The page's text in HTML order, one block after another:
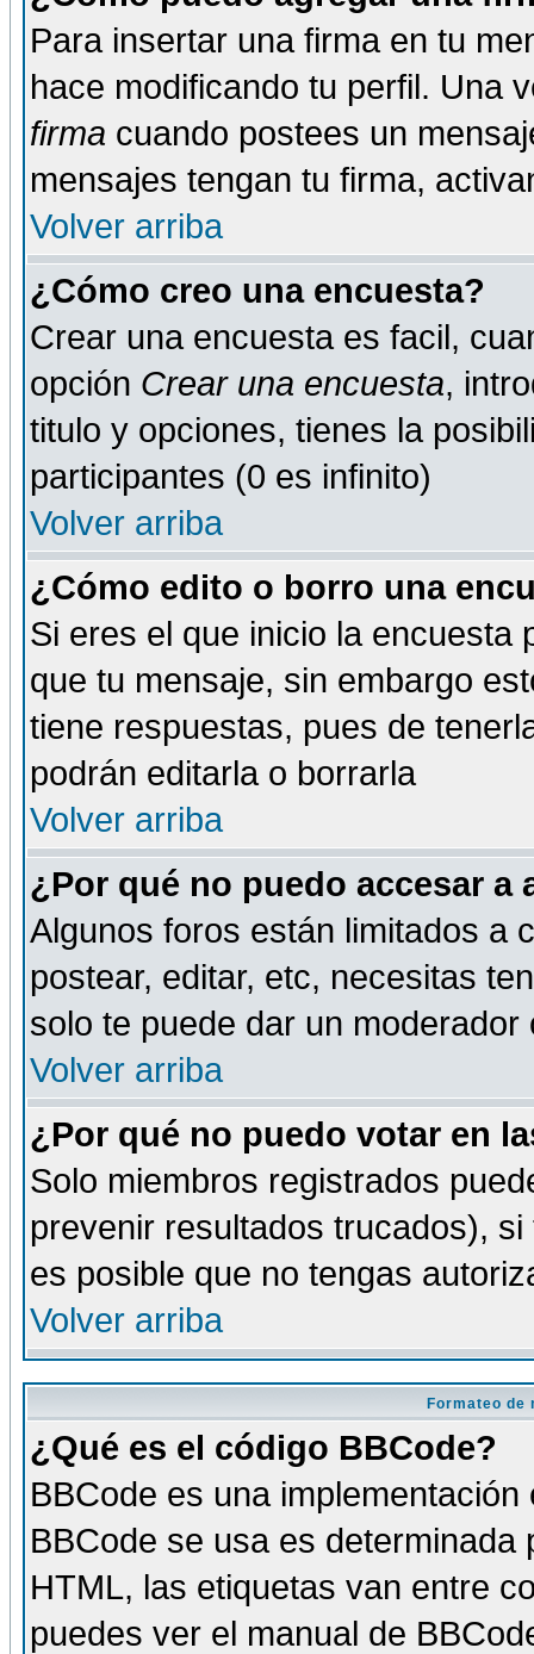
Para insertar una firma en tu
hace modificando tu perfil. Una
firma cuando postees un
mensajes tengan tu firma,
Volver arriba
¿Cómo creo una encuesta?
Crear una encuesta es facil,
opción Crear una encuesta,
titulo y opciones, tienes la
participantes (0 es infinito)
Volver arriba
¿Cómo edito o borro una
Si eres el que inicio la encuesta
que tu mensaje, sin embargo
tiene respuestas, pues de
podrán editarla o borrarla
Volver arriba
¿Por qué no puedo accesar a
Algunos foros están limitados a
postear, editar, etc, necesitas
solo te puede dar un
Volver arriba
¿Por qué no puedo votar en
Solo miembros registrados
prevenir resultados trucados),
es posible que no tengas
Volver arriba
Formateo de
¿Qué es el código BBCode?
BBCode es una
BBCode se usa es
HTML, las etiquetas van entre
puedes ver el manual de